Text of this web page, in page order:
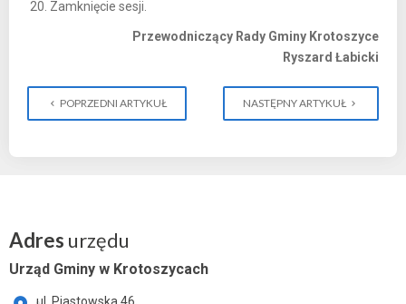
Zamknięcie sesji.
Przewodniczący Rady Gminy Krotoszyce
Ryszard Łabicki
POPRZEDNI ARTYKUŁ NASTĘPNY ARTYKUŁ
Adres urzędu
Urząd Gminy w Krotoszycach